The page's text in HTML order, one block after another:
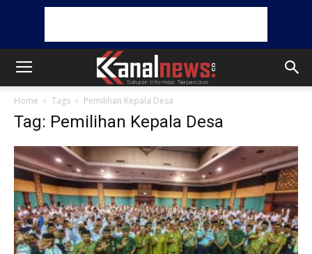
Home Tags Pemilihan Kepala Desa
Tag: Pemilihan Kepala Desa